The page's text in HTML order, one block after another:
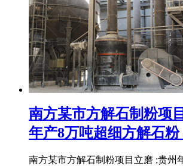
南方某市方解石制粉项
年产8万吨超细方解石粉
南方某市方解石制粉项目立磨 ;贵州